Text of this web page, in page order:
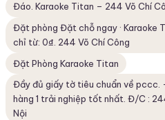
Đáo. Karaoke Titan – 244 Võ Chí
Đặt phòng Đặt chỗ ngay · Karaoke
chỉ từ: 0₫. 244 Võ Chí Công
Đặt Phòng Karaoke Titan
Đầy đủ giấy tờ tiêu chuẩn về pccc.
hàng 1 trải nghiệp tốt nhất. Đ/C :
Nội